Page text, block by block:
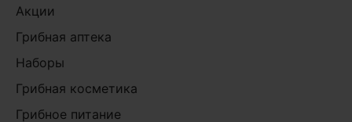
Акции
Грибная аптека
Наборы
Грибная косметика
Грибное питание